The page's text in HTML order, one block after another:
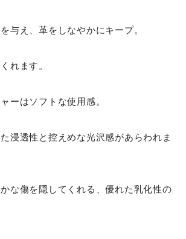
与え、革をしなやかにキープ。
れます。
ーはソフトな使用感。
浸透性と控えめな光沢感があらわれま
な傷を隠してくれる、優れた乳化性の